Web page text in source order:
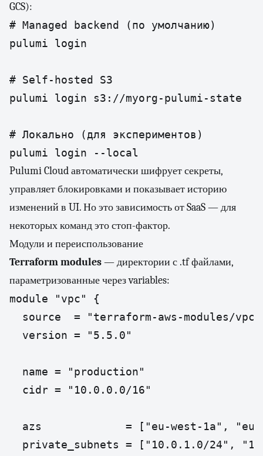
GCS):
# Managed backend (по умолчанию)
pulumi login
# Self-hosted S3
pulumi login s3://myorg-pulumi-state
# Локально (для экспериментов)
Pulumi Cloud автоматически шифрует секреты,
управляет блокировками и показывает историю
изменений в UI. Но это зависимость от SaaS — для
некоторых команд это стоп-фактор.
Модули и переиспользование
Terraform modules— директории с .tf файлами,
параметризованные через variables:
module "vpc" {
source  = "terraform-aws-modules/
  version = "5.5.0"
  name = "production"
  cidr = "10.0.0.0/16"
azs             = ["eu-west-1a",
private_subnets = ["10.0.1.0/24",